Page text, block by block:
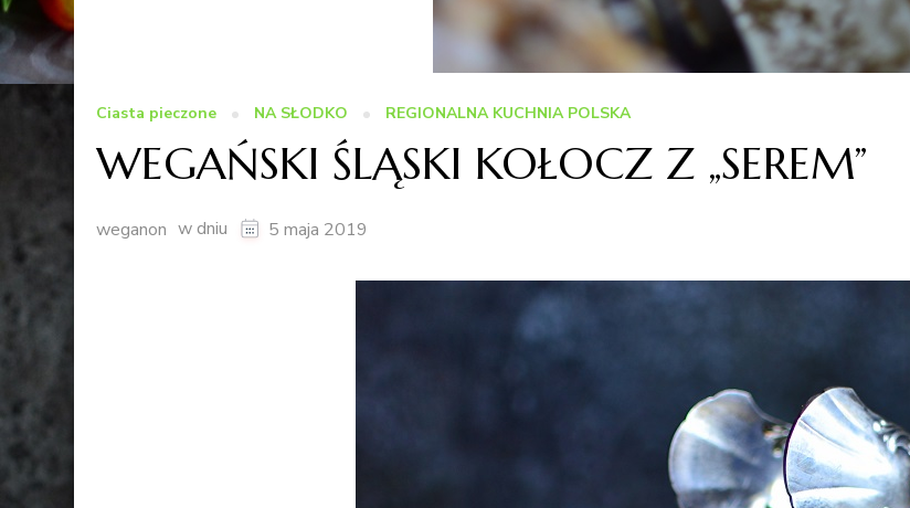
Ciasta pieczone NA SŁODKO REGIONALNA KUCHNIA POLSKA
WEGAŃSKI ŚLĄSKI KOŁOCZ Z „SEREM”
weganon w dniu 5 maja 2019